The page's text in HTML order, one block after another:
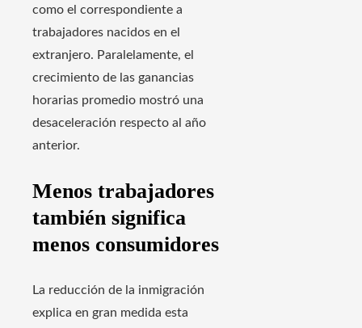
como el correspondiente a
trabajadores nacidos en el
extranjero. Paralelamente, el
crecimiento de las ganancias
horarias promedio mostró una
desaceleración respecto al año
anterior.
Menos trabajadores
también significa
menos consumidores
La reducción de la inmigración
explica en gran medida esta